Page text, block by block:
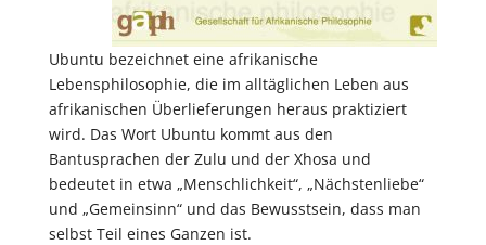
Ubuntu bezeichnet eine afrikanische
Lebensphilosophie, die im alltäglichen Leben aus
afrikanischen Überlieferungen heraus praktiziert
wird. Das Wort Ubuntu kommt aus den
Bantusprachen der Zulu und der Xhosa und
bedeutet in etwa „Menschlichkeit“, „Nächstenliebe“
und „Gemeinsinn“ und das Bewusstsein, dass man
selbst Teil eines Ganzen ist.